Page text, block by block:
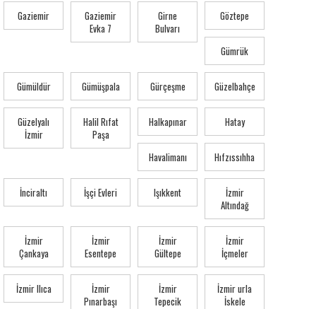
Gaziemir
Gaziemir
Evka 7
Girne
Bulvarı
Göztepe
Gümrük
Gümüldür Gümüşpala Gürçeşme Güzelbahçe
Güzelyalı
İzmir
Halil Rıfat
Paşa
Halkapınar Hatay
Havalimanı Hıfzıssıhha
İnciraltı İşçi Evleri Işıkkent
İzmir
Altındağ
İzmir
Çankaya
İzmir
Esentepe
İzmir
Gültepe
İzmir
İçmeler
İzmir Ilıca
İzmir
Pınarbaşı
İzmir
Tepecik
İzmir urla
İskele